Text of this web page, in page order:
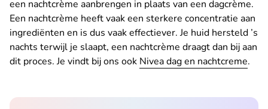
een nachtcrème aanbrengen in plaats van een dagcrème.
Een nachtcrème heeft vaak een sterkere concentratie aan
ingrediënten en is dus vaak effectiever. Je huid hersteld ’s
nachts terwijl je slaapt, een nachtcrème draagt dan bij aan
dit proces. Je vindt bij ons ook Nivea dag en nachtcreme.